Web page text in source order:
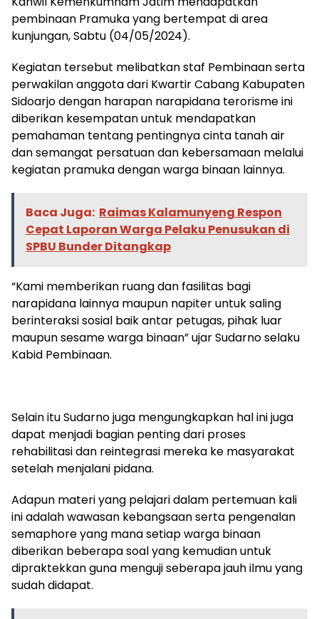
pembinaan Pramuka yang bertempat di area
kunjungan, Sabtu (04/05/2024).
Kegiatan tersebut melibatkan staf Pembinaan serta
perwakilan anggota dari Kwartir Cabang Kabupaten
Sidoarjo dengan harapan narapidana terorisme ini
diberikan kesempatan untuk mendapatkan
pemahaman tentang pentingnya cinta tanah air
dan semangat persatuan dan kebersamaan melalui
kegiatan pramuka dengan warga binaan lainnya.
Baca Juga: Raimas Kalamunyeng Respon
Cepat Laporan Warga Pelaku Penusukan di
SPBU Bunder Ditangkap
“Kami memberikan ruang dan fasilitas bagi
narapidana lainnya maupun napiter untuk saling
berinteraksi sosial baik antar petugas, pihak luar
maupun sesame warga binaan” ujar Sudarno selaku
Kabid Pembinaan.
Selain itu Sudarno juga mengungkapkan hal ini juga
dapat menjadi bagian penting dari proses
rehabilitasi dan reintegrasi mereka ke masyarakat
setelah menjalani pidana.
Adapun materi yang pelajari dalam pertemuan kali
ini adalah wawasan kebangsaan serta pengenalan
semaphore yang mana setiap warga binaan
diberikan beberapa soal yang kemudian untuk
dipraktekkan guna menguji seberapa jauh ilmu yang
sudah didapat.